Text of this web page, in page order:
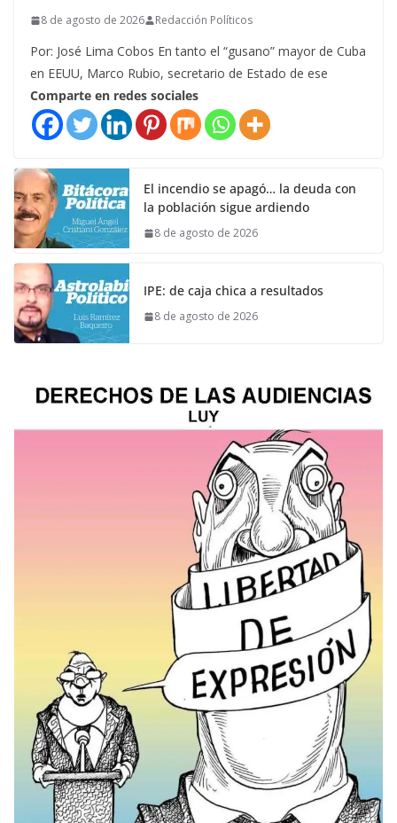
8 de agosto de 2026 Redacción Políticos
Por: José Lima Cobos En tanto el “gusano” mayor de Cuba
en EEUU, Marco Rubio, secretario de Estado de ese
Comparte en redes sociales
El incendio se apagó… la deuda con
la población sigue ardiendo
8 de agosto de 2026
IPE: de caja chica a resultados
8 de agosto de 2026